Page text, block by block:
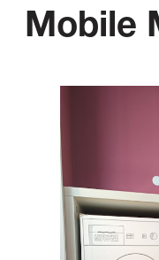
Mobile